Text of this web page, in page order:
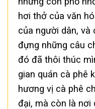
hơi thở của văn
của người dân, và
đựng những câu
đó đã thôi thúc
gian quán cà phê
hương vị cà phê
đại, mà còn là nơi